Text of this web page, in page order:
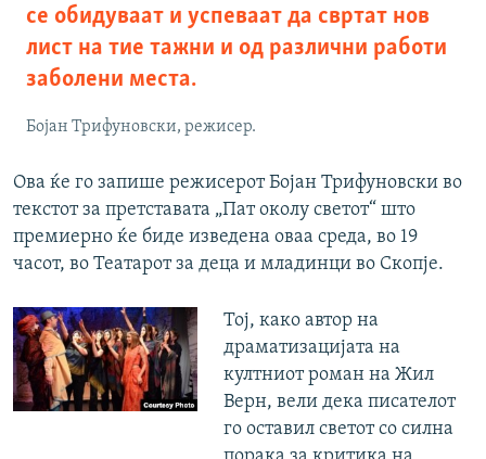
се обидуваат и успеваат да свртат нов
лист на тие тажни и од различни работи
заболени места.
Бојан Трифуновски, режисер.
Ова ќе го запише режисерот Бојан Трифуновски во
текстот за претставата „Пат околу светот“ што
премиерно ќе биде изведена оваа среда, во 19
часот, во Театарот за деца и младинци во Скопје.
Тој, како автор на
драматизацијата на
култниот роман на Жил
Верн, вели дека писателот
го оставил светот со силна